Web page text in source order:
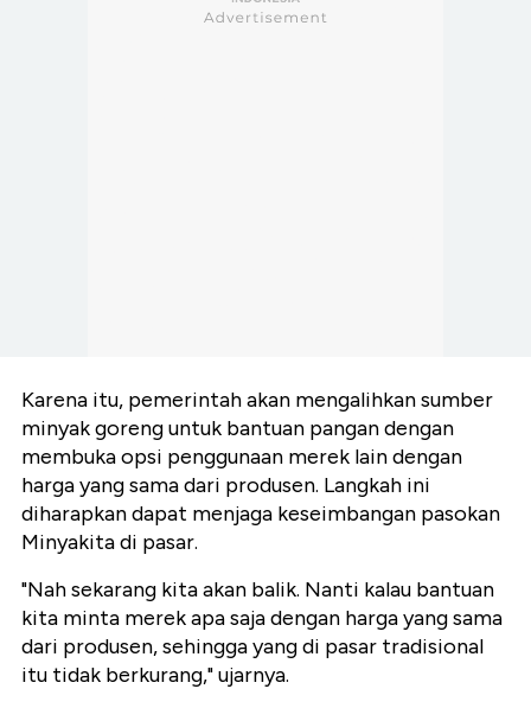
Karena itu, pemerintah akan mengalihkan sumber
minyak goreng untuk bantuan pangan dengan
membuka opsi penggunaan merek lain dengan
harga yang sama dari produsen. Langkah ini
diharapkan dapat menjaga keseimbangan pasokan
Minyakita di pasar.
"Nah sekarang kita akan balik. Nanti kalau bantuan
kita minta merek apa saja dengan harga yang sama
dari produsen, sehingga yang di pasar tradisional
itu tidak berkurang," ujarnya.